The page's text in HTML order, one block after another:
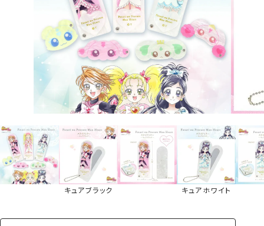
キュアブラック キュアホワイト